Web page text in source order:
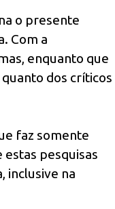
o presente
Com a
enquanto que
dos críticos
faz somente
estas pesquisas
inclusive na